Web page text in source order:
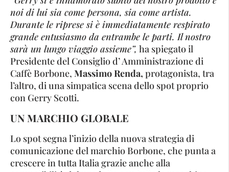
noi di lui sia come persona, sia come artista.
Durante le riprese si è immediatamente respirato
grande entusiasmo da entrambe le parti. Il nostro
sarà un lungo viaggio assieme”, ha spiegato il
Presidente del Consiglio d’ Amministrazione di
Caffè Borbone, Massimo Renda, protagonista, tra
l’altro, di una simpatica scena dello spot proprio
con Gerry Scotti.
UN MARCHIO GLOBALE
Lo spot segna l’inizio della nuova strategia di
comunicazione del marchio Borbone, che punta a
crescere in tutta Italia grazie anche alla